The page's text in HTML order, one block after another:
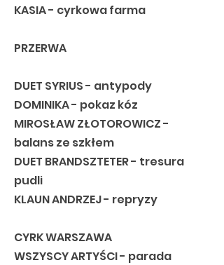
KASIA - cyrkowa farma
PRZERWA
DUET SYRIUS - antypody
DOMINIKA - pokaz kóz
MIROSŁAW ZŁOTOROWICZ -
balans ze szkłem
DUET BRANDSZTETER - tresura
pudli
KLAUN ANDRZEJ - repryzy
CYRK WARSZAWA
WSZYSCY ARTYŚCI - parada